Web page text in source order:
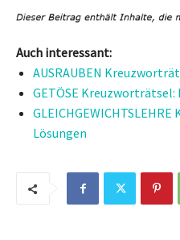
Auch interessant:
AUSRAUBEN
GETÖSE Kreuzworträtsel:
Lösungen